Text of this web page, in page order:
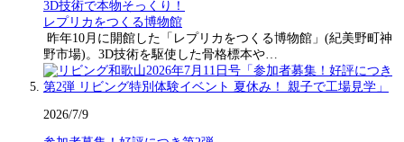
3D技術で本物そっくり！
レプリカをつくる博物館
昨年10月に開館した「レプリカをつくる博物館」(紀美野町神
野市場)。3D技術を駆使した骨格標本や…
2026/7/9